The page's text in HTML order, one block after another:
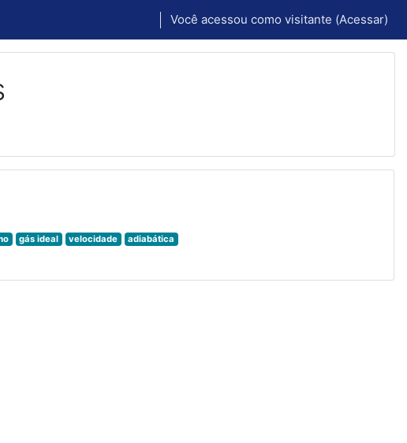
Você acessou como visitante (Acessar)
gás ideal velocidade adiabática